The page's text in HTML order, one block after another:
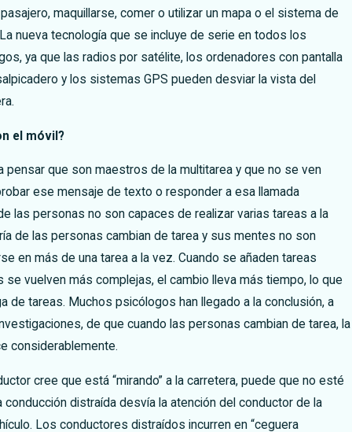
maquillarse, comer o utilizar un mapa o el sistema de
nueva tecnología que se incluye de serie en todos los
ya que las radios por satélite, los ordenadores con pantalla
y los sistemas GPS pueden desviar la vista del
el móvil?
pensar que son maestros de la multitarea y que no se ven
ese mensaje de texto o responder a esa llamada
las personas no son capaces de realizar varias tareas a la
de las personas cambian de tarea y sus mentes no son
en más de una tarea a la vez. Cuando se añaden tareas
se vuelven más complejas, el cambio lleva más tiempo, lo que
de tareas. Muchos psicólogos han llegado a la conclusión, a
de que cuando las personas cambian de tarea, la
considerablemente.
cree que está “mirando” a la carretera, puede que no esté
conducción distraída desvía la atención del conductor de la
Los conductores distraídos incurren en “ceguera